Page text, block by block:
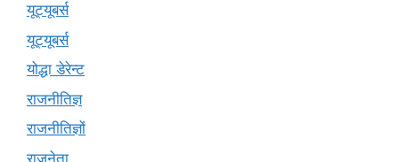
यूट्यूबर्स
यूट्‍यूबर्स
योद्धा डेरेन्ट
राजनीतिज्ञ
राजनीतिज्ञों
राजनेता